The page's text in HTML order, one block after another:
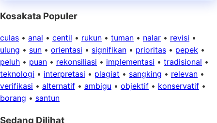
Kosakata Populer
culas • anal • centil • rukun • tuman • nalar • revisi •
ulung • sun • orientasi • signifikan • prioritas • pepek •
peluh • puan • rekonsiliasi • implementasi • tradisional •
teknologi • interpretasi • plagiat • sangking • relevan •
verifikasi • alternatif • ambigu • objektif • konservatif •
borang • santun
Sedang Dilihat